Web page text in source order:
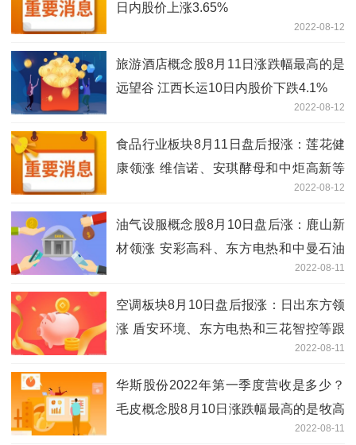
日内股价上涨3.65%
2022-08-12
旅游酒店概念股8月11日涨跌幅最高的是
远望谷 江西长运10日内股价下跌4.1%
2022-08-12
食品行业板块8月11日盘后报涨：莲花健
康领涨 维信诺、安琪酵母和中炬高新等
2022-08-12
油气设服概念股8月10日盘后涨：鹿山新
材领涨 安彩高科、东方电热和中曼石油
2022-08-11
空调板块8月10日盘后报涨：日出东方领
涨 盾安环境、东方电热和三花智控等跟
2022-08-11
华斯股份2022年第一季度营收是多少？
毛皮概念股8月10日涨跌幅最高的是牧高
2022-08-11